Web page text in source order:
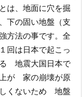
は、地面に穴を掘
下の固い地盤（支
方法の事です。全
回は日本で起こっ
地震大国日本で
が 家の崩壊が原
くないため 地盤